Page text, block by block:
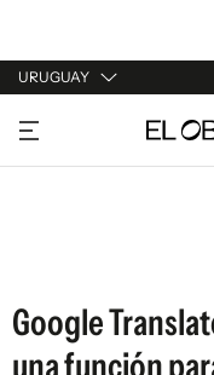
URUGUAY
URUGUAY
ARGENTINA
Google
una función